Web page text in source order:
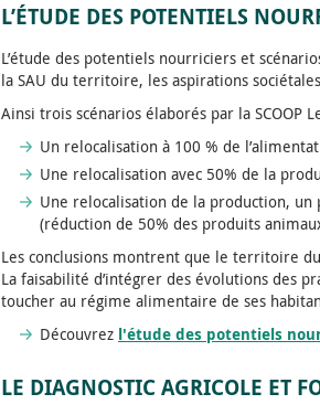
L’ÉTUDE DES POTENTIELS
L’étude des potentiels nourriciers et
la SAU du territoire, les aspirations
Ainsi trois scénarios élaborés par la SCOOP
Un relocalisation à 100 % de
Une relocalisation avec 50% de la
Une relocalisation de la production,
(réduction de 50% des produits
Les conclusions montrent que le territoire
La faisabilité d’intégrer des évolutions des
toucher au régime alimentaire de ses
Découvrez l'étude des potentiels
LE DIAGNOSTIC AGRICOLE ET